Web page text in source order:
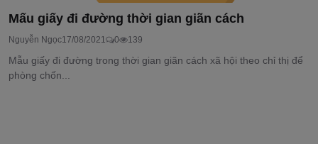
Mấu giấy đi đường thời gian giãn cách
Nguyễn Ngọc17/08/2021 0 139
Mẫu giấy đi đường trong thời gian giãn cách xã hội theo chỉ thị để
phòng chốn...